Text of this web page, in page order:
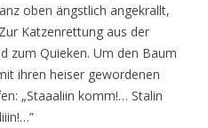
oben ängstlich angekrallt,
Katzenrettung aus der
zum Quieken. Um den Baum
ihren heiser gewordenen
„Staaaliin komm!… Stalin